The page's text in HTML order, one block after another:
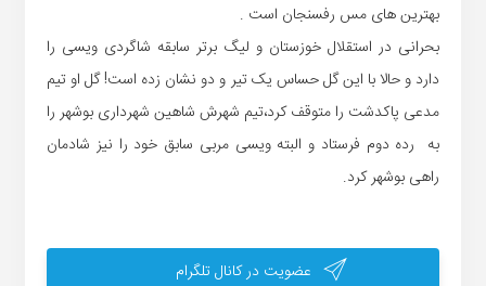
بهترین های مس رفسنجان است .
بحرانی در استقلال خوزستان و لیگ برتر سابقه شاگردی ویسی را
دارد و حالا با این گل حساس یک تیر و دو نشان زده است! گل او تیم
مدعی پاکدشت را متوقف کرد،تیم شهرش شاهین شهرداری بوشهر را
به رده دوم فرستاد و البته ویسی مربی سابق خود را نیز شادمان
راهی بوشهر کرد.
عضویت در کانال تلگرام